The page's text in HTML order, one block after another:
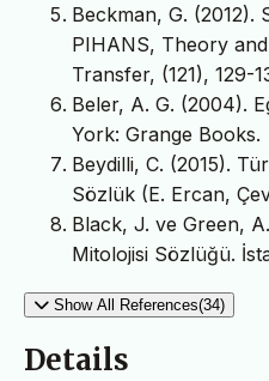
Beckman, G. (2012).
PIHANS, Theory
Transfer, (121), 129-
Beler, A. G. (2004).
York: Grange Books.
Beydilli, C. (2015).
Sözlük (E. Ercan,
Black, J. ve Green,
Mitolojisi Sözlüğü.
Show All References(34)
Details